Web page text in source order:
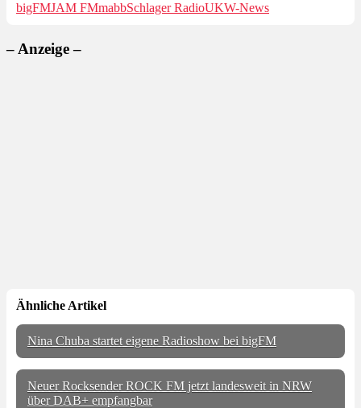
bigFMJAM FMmabbSchlager RadioUKW-News
– Anzeige –
Ähnliche Artikel
Nina Chuba startet eigene Radioshow bei bigFM
Neuer Rocksender ROCK FM jetzt landesweit in NRW
über DAB+ empfangbar